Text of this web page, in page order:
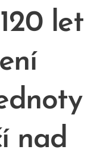
let
nad